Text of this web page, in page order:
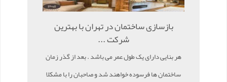
بازسازی ساختمان در تهران با بهترین
شرکت ...
هر بنایی دارای یک طول عمر می باشد . بعد از گذر زمان
ساختمان ها فرسوده خواهند شد و صاحبان را با مشکلا